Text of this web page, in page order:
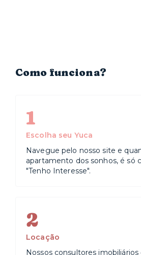
Como funciona?
1
Escolha seu Yuca
Navegue pelo nosso site e
apartamento dos sonhos, é só
"Tenho Interesse".
2
Locação
Nossos consultores